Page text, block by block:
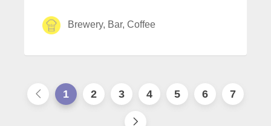
Brewery, Bar, Coffee
1 2 3 4 5 6 7